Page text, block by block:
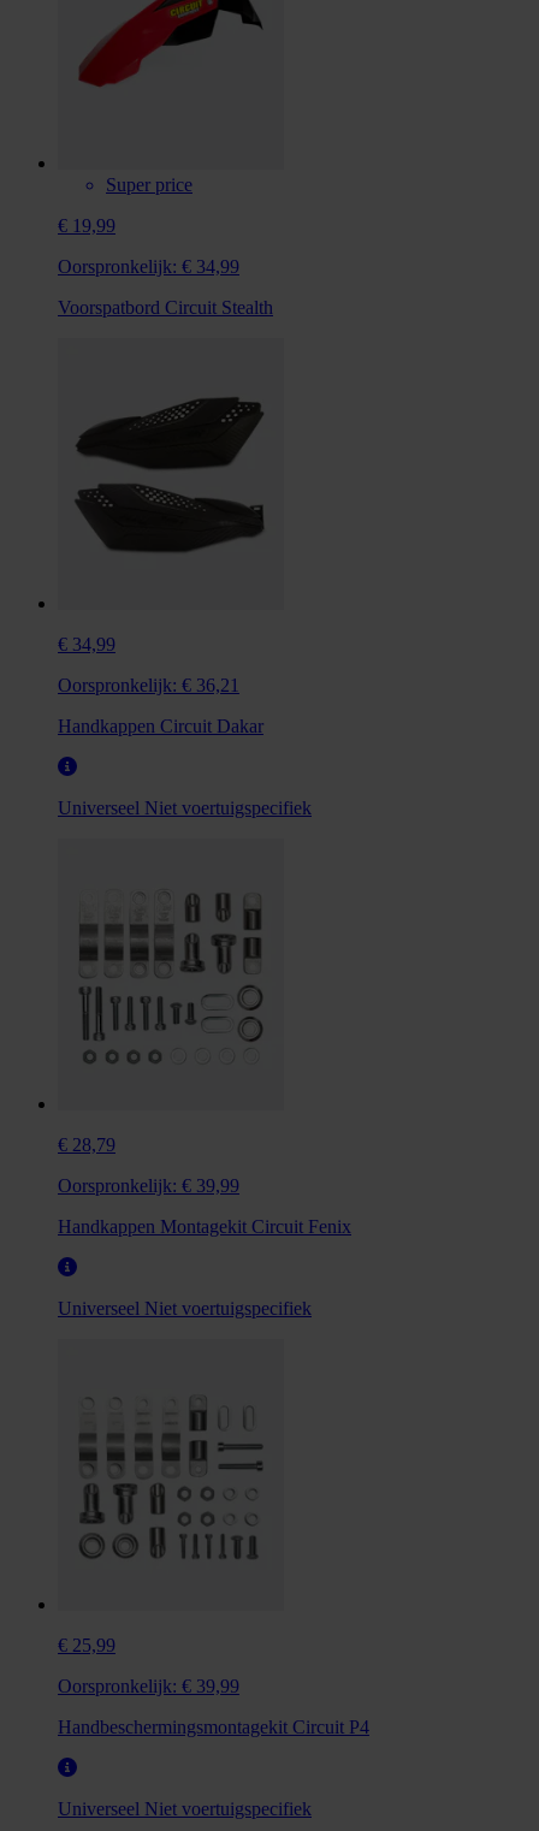
Super price
€ 19,99
Oorspronkelijk: € 34,99
Voorspatbord Circuit Stealth
€ 34,99
Oorspronkelijk: € 36,21
Handkappen Circuit Dakar
Universeel Niet voertuigspecifiek
€ 28,79
Oorspronkelijk: € 39,99
Handkappen Montagekit Circuit Fenix
Universeel Niet voertuigspecifiek
€ 25,99
Oorspronkelijk: € 39,99
Handbeschermingsmontagekit Circuit P4
Universeel Niet voertuigspecifiek